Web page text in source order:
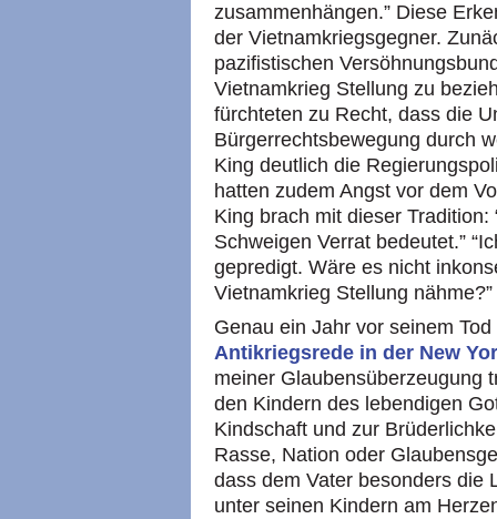
zusammenhängen.” Diese
der Vietnamkriegsgegner.
pazifistischen
Vietnamkrieg Stellung zu
fürchteten zu Recht, dass die
Bürgerrechtsbewegung durch
King deutlich die
hatten zudem Angst vor dem
King brach mit dieser
Schweigen Verrat bedeutet.”
gepredigt. Wäre es nicht
Vietnamkrieg Stellung nähme?”
Genau ein Jahr vor seinem
Antikriegsrede in der New
meiner Glaubensüberzeugung
den Kindern des lebendigen
Kindschaft und zur
Rasse, Nation oder
dass dem Vater besonders die
unter seinen Kindern am